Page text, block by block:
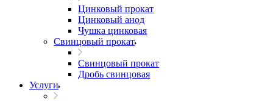
Цинковый прокат
Цинковый анод
Чушка цинковая
Свинцовый прокат
Свинцовый прокат
Дробь свинцовая
Услуги